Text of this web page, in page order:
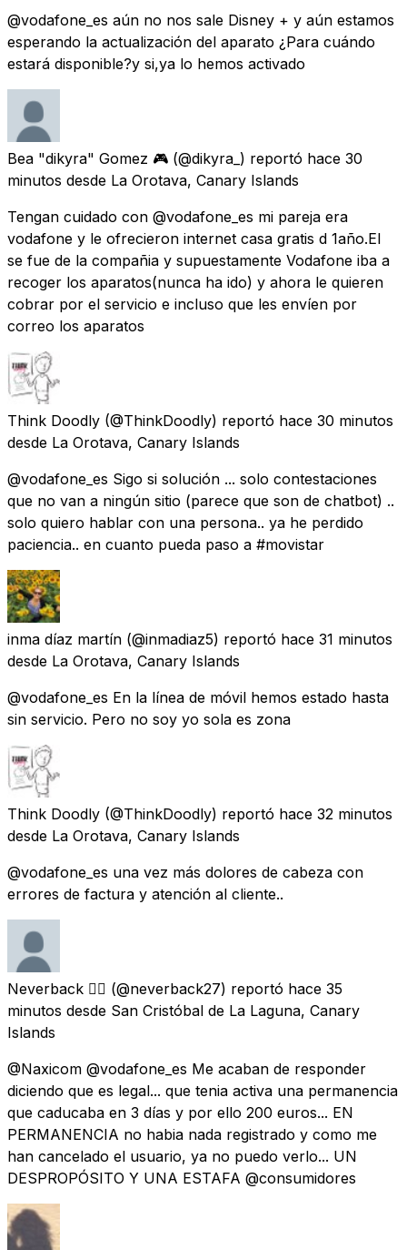
@vodafone_es aún no nos sale Disney + y aún estamos
esperando la actualización del aparato ¿Para cuándo
estará disponible?y si,ya lo hemos activado
Bea "dikyra" Gomez 🎮 (@dikyra_) reportó hace 30
minutos desde La Orotava, Canary Islands
Tengan cuidado con @vodafone_es mi pareja era
vodafone y le ofrecieron internet casa gratis d 1año.El
se fue de la compañia y supuestamente Vodafone iba a
recoger los aparatos(nunca ha ido) y ahora le quieren
cobrar por el servicio e incluso que les envíen por
correo los aparatos
Think Doodly (@ThinkDoodly) reportó hace 30 minutos
desde La Orotava, Canary Islands
@vodafone_es Sigo si solución ... solo contestaciones
que no van a ningún sitio (parece que son de chatbot) ..
solo quiero hablar con una persona.. ya he perdido
paciencia.. en cuanto pueda paso a #movistar
inma díaz martín (@inmadiaz5) reportó hace 31 minutos
desde La Orotava, Canary Islands
@vodafone_es En la línea de móvil hemos estado hasta
sin servicio. Pero no soy yo sola es zona
Think Doodly (@ThinkDoodly) reportó hace 32 minutos
desde La Orotava, Canary Islands
@vodafone_es una vez más dolores de cabeza con
errores de factura y atención al cliente..
Neverback 🏳️‍🌈 (@neverback27) reportó hace 35
minutos desde San Cristóbal de La Laguna, Canary
Islands
@Naxicom @vodafone_es Me acaban de responder
diciendo que es legal... que tenia activa una permanencia
que caducaba en 3 días y por ello 200 euros... EN
PERMANENCIA no habia nada registrado y como me
han cancelado el usuario, ya no puedo verlo... UN
DESPROPÓSITO Y UNA ESTAFA @consumidores